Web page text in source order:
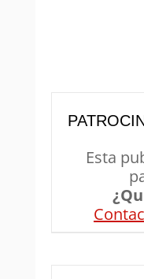
Esta